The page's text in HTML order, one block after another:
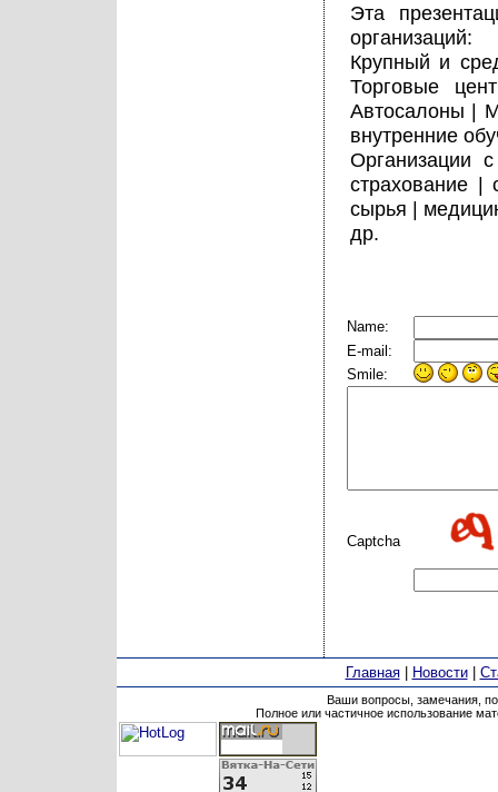
Эта
организаций:
Крупный и
Торговые
Автосалоны |
внутренние
Организации
страхование |
сырья |
др.
Name:
E-mail:
Smile:
Captcha
Главная| Новости|
Ваши вопросы, замечания,
Полное или частичное использование